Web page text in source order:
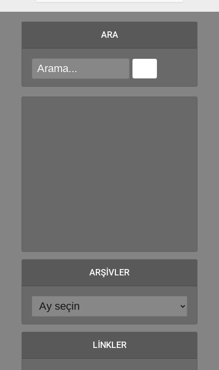
ARA
ARŞIVLER
LINKLER